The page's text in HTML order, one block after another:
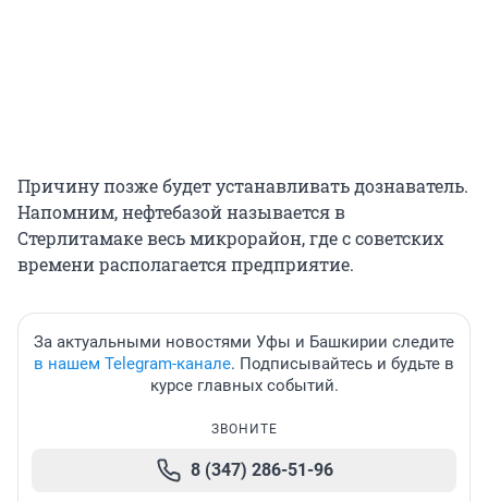
Причину позже будет устанавливать дознаватель.
Напомним, нефтебазой называется в
Стерлитамаке весь микрорайон, где с советских
времени располагается предприятие.
За актуальными новостями Уфы и Башкирии следите
в нашем Telegram-канале. Подписывайтесь и будьте в
курсе главных событий.
ЗВОНИТЕ
8 (347) 286-51-96